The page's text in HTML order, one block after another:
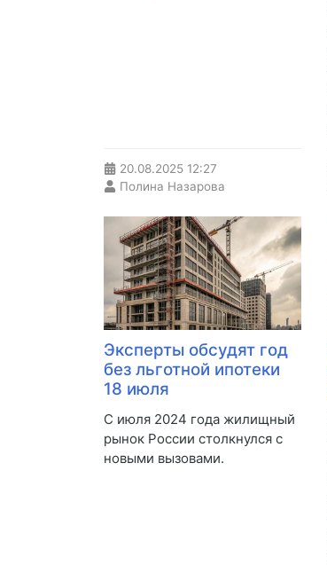
20.08.2025 12:27
Полина Назарова
Эксперты обсудят год
без льготной ипотеки
18 июля
С июля 2024 года жилищный
рынок России столкнулся с
новыми вызовами.